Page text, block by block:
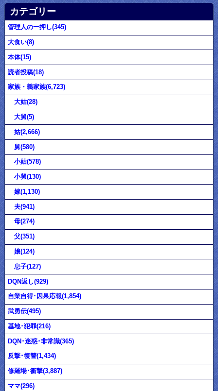
カテゴリー
管理人の一押し(345)
大食い(8)
本体(15)
読者投稿(18)
家族・義家族(6,723)
大姑(28)
大舅(5)
姑(2,666)
舅(580)
小姑(578)
小舅(130)
嫁(1,130)
夫(941)
母(274)
父(351)
娘(124)
息子(127)
DQN返し(929)
自業自得･因果応報(1,854)
武勇伝(495)
基地･犯罪(216)
DQN･迷惑･非常識(365)
反撃･復讐(1,434)
修羅場･衝撃(3,887)
ママ(296)